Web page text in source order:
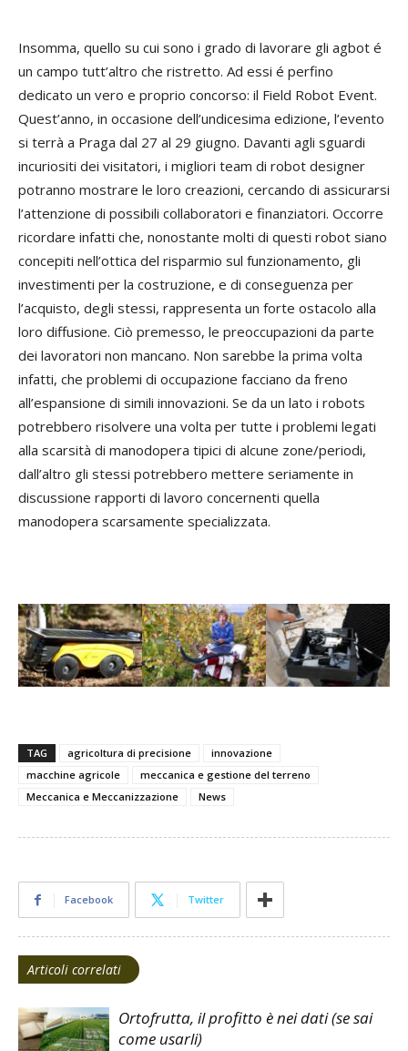
Insomma, quello su cui sono i grado di lavorare gli agbot é
un campo tutt’altro che ristretto. Ad essi é perfino
dedicato un vero e proprio concorso: il Field Robot Event.
Quest’anno, in occasione dell’undicesima edizione, l’evento
si terrà a Praga dal 27 al 29 giugno. Davanti agli sguardi
incuriositi dei visitatori, i migliori team di robot designer
potranno mostrare le loro creazioni, cercando di assicurarsi
l’attenzione di possibili collaboratori e finanziatori. Occorre
ricordare infatti che, nonostante molti di questi robot siano
concepiti nell’ottica del risparmio sul funzionamento, gli
investimenti per la costruzione, e di conseguenza per
l’acquisto, degli stessi, rappresenta un forte ostacolo alla
loro diffusione. Ciò premesso, le preoccupazioni da parte
dei lavoratori non mancano. Non sarebbe la prima volta
infatti, che problemi di occupazione facciano da freno
all’espansione di simili innovazioni. Se da un lato i robots
potrebbero risolvere una volta per tutte i problemi legati
alla scarsità di manodopera tipici di alcune zone/periodi,
dall’altro gli stessi potrebbero mettere seriamente in
discussione rapporti di lavoro concernenti quella
manodopera scarsamente specializzata.
TAG agricoltura di precisione
innovazione
macchine agricole
meccanica e gestione del terreno
Meccanica e Meccanizzazione
News
Facebook Twitter
Articoli correlati
Ortofrutta, il profitto è nei dati (se sai
come usarli)